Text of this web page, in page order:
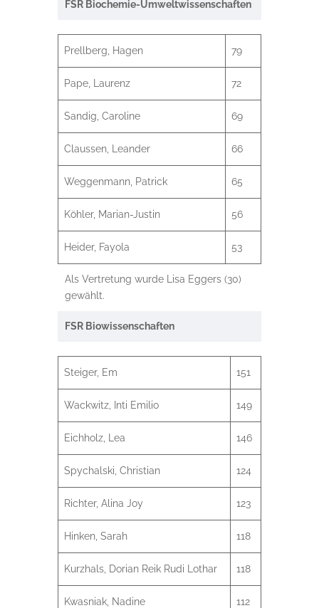
FSR Biochemie-Umweltwissenschaften
Prellberg, Hagen 79
Pape, Laurenz 72
Sandig, Caroline 69
Claussen, Leander 66
Weggenmann, Patrick 65
Köhler, Marian-Justin 56
Heider, Fayola 53
Als Vertretung wurde Lisa Eggers (30)
gewählt.
FSR Biowissenschaften
Steiger, Em 151
Wackwitz, Inti Emilio 149
Eichholz, Lea 146
Spychalski, Christian 124
Richter, Alina Joy 123
Hinken, Sarah 118
Kurzhals, Dorian Reik Rudi Lothar 118
Kwasniak, Nadine 112